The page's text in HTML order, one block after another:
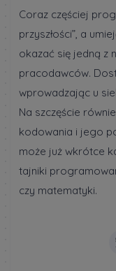
Coraz częściej
przyszłości”, a
okazać się jedną z
pracodawców.
wprowadzając u
Na szczęście
kodowania i jego
może już wkrótce
tajniki
czy matematyki.